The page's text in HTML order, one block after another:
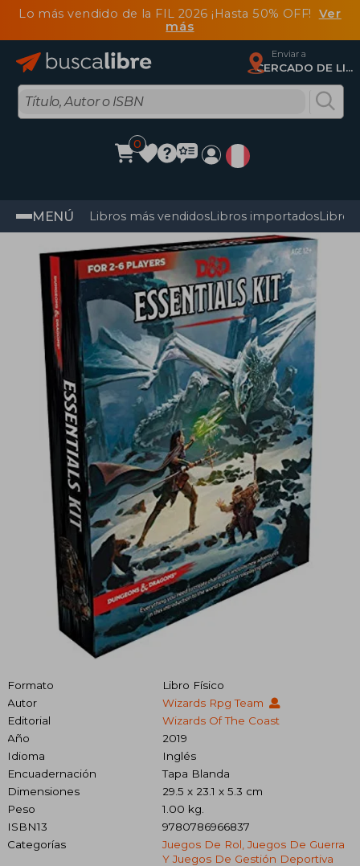
Lo más vendido de la FIL 2026 ¡Hasta 50% OFF! Ver
más
Enviar a
CERCADO DE LIMA, Lima
0
MENÚ Libros más vendidosLibros importadosLibros
Formato
Libro Físico
Autor
Wizards Rpg Team
Editorial
Wizards Of The Coast
Año
2019
Idioma
Inglés
Encuadernación
Tapa Blanda
Dimensiones
29.5 x 23.1 x 5.3 cm
Peso
1.00 kg.
ISBN13
9780786966837
Categorías
Juegos De Rol, Juegos De Guerra
Y Juegos De Gestión Deportiva